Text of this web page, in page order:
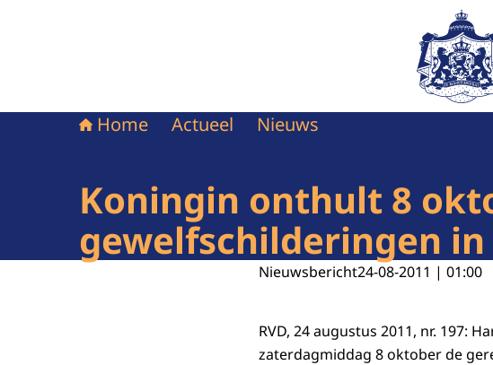
Naar de
Home Actueel Nieuws
Koningin onthult 8
gewelfschilderingen
Nieuwsbericht24-08-2011 | 01:00
RVD, 24 augustus 2011, nr. 197:
zaterdagmiddag 8 oktober de